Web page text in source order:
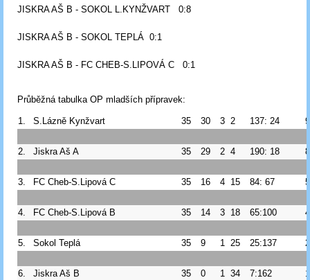
JISKRA AŠ B - SOKOL L.KYNŽVART 0:8
JISKRA AŠ B - SOKOL TEPLÁ 0:1
JISKRA AŠ B - FC CHEB-S.LIPOVÁ C 0:1
Průběžná tabulka OP mladších přípravek:
1. S.Lázně Kynžvart 35 30 3 2 137: 24
2. Jiskra Aš A 35 29 2 4 190: 18
3. FC Cheb-S.Lipová C 35 16 4 15 84: 67
4. FC Cheb-S.Lipová B 35 14 3 18 65:100
5. Sokol Teplá 35 9 1 25 25:137
6. Jiskra Aš B 35 0 1 34 7:162 1